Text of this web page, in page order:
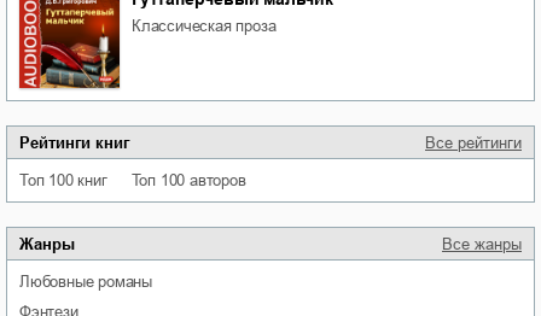
классическая проза
Рейтинги книг Все рейтинги
Топ 100 книг Топ 100 авторов
Жанры Все жанры
любовные романы
фэнтези